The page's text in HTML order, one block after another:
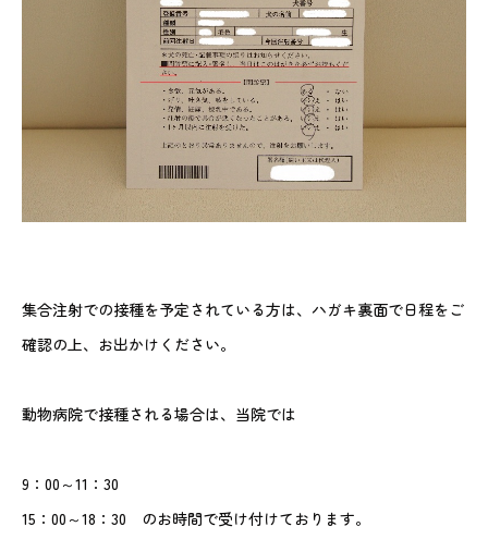
集合注射での接種を予定されている方は、ハガキ裏面で日程をご
確認の上、お出かけください。
動物病院で接種される場合は、当院では
9：00～11：30
15：00～18：30 のお時間で受け付けております。